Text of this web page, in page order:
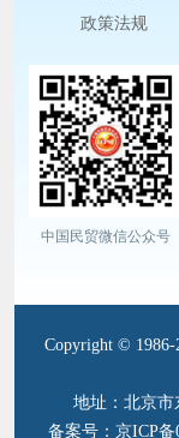
政策法规
中国民贸微信公众号
Copyright © 1986-
地址：北京市
备案号：京ICP备